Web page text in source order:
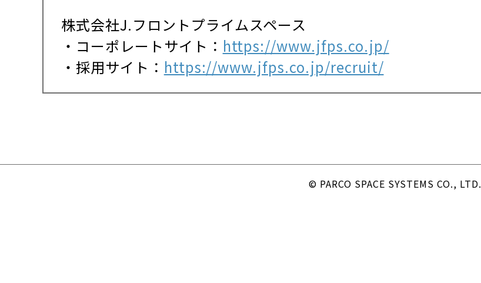
株式会社J.フロントプライムスペース
・コーポレートサイト： https://www.jfps.co.jp/
・採用サイト： https://www.jfps.co.jp/recruit/
© PARCO SPACE SYSTEMS CO., LTD.